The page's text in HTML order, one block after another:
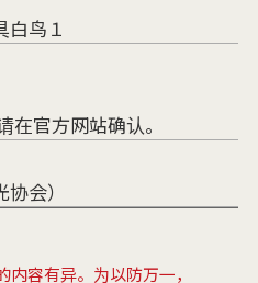
白鸟１
官方网站确认。
会）
容有异。为以防万一，